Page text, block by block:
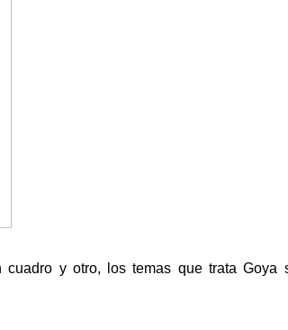
y otro, los temas que trata Goya